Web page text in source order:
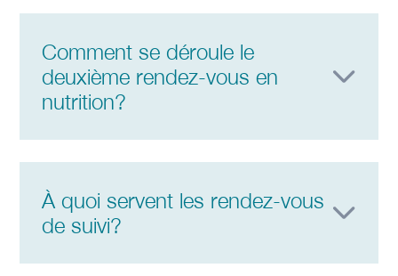
Comment se déroule le
deuxième rendez-vous en
nutrition?
À quoi servent les rendez-vous
de suivi?